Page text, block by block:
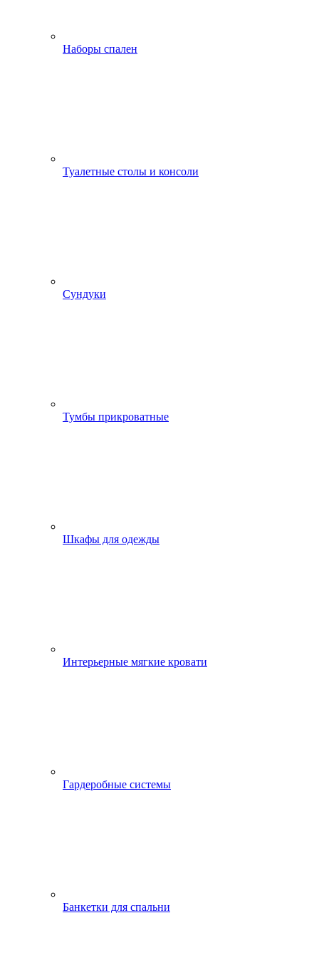
Наборы спален
Туалетные столы и консоли
Сундуки
Тумбы прикроватные
Шкафы для одежды
Интерьерные мягкие кровати
Гардеробные системы
Банкетки для спальни